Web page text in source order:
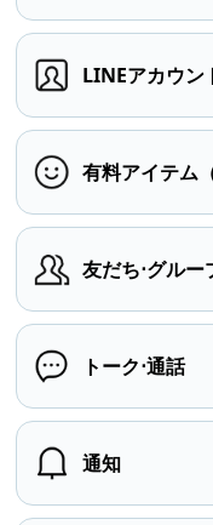
LINEアカウン
有料アイテム
友だち⋅グルー
トーク⋅通話
通知